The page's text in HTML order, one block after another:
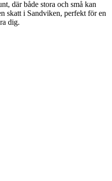
där både stora och små kan
skatt i Sandviken, perfekt för en
dig.